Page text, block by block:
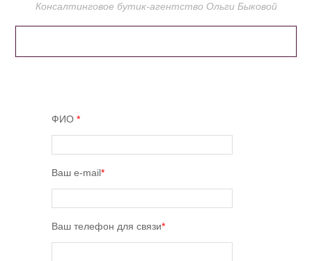
Консалтинговое бутик-агентство Ольги Быковой
ФИО *
Ваш e-mail*
Ваш телефон для связи*